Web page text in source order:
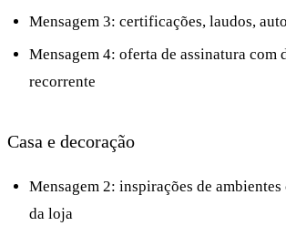
Mensagem 3: certificações, laudos,
Mensagem 4: oferta de assinatura com
recorrente
Casa e decoração
Mensagem 2: inspirações de
da loja